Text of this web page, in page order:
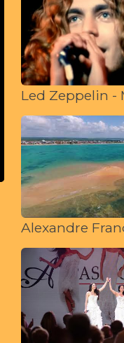
Led Zeppelin -
Alexandre